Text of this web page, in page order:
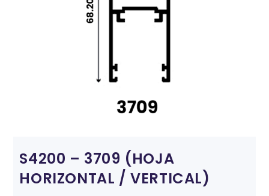
S4200 – 3709 (HOJA
HORIZONTAL / VERTICAL)